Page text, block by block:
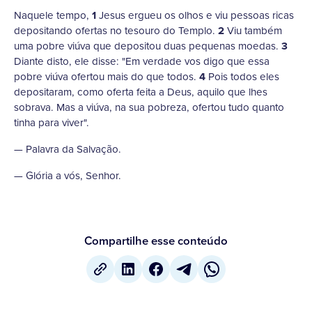
Naquele tempo, 1Jesus ergueu os olhos e viu pessoas ricas
depositando ofertas no tesouro do Templo. 2Viu também
uma pobre viúva que depositou duas pequenas moedas. 3
Diante disto, ele disse: "Em verdade vos digo que essa
pobre viúva ofertou mais do que todos. 4 Pois todos eles
depositaram, como oferta feita a Deus, aquilo que lhes
sobrava. Mas a viúva, na sua pobreza, ofertou tudo quanto
tinha para viver".
— Palavra da Salvação.
— Glória a vós, Senhor.
Compartilhe esse conteúdo